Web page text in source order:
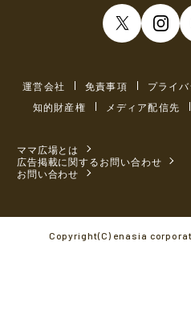
運営会社 免責事項 プライ
知的財産権
メディア配信先
ママ広場とは
広告掲載に関するお問い合わせ
お問い合わせ
Copyright(C) enasia